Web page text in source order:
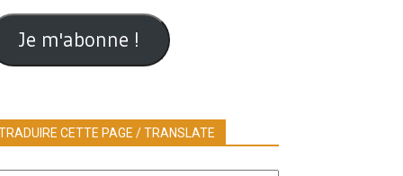
Je m'abonne !
CETTE PAGE / TRANSLATE